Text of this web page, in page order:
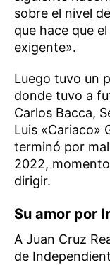
sobre el nivel
que hace que
exigente».
Luego tuvo un
donde tuvo a
Carlos Bacca,
Luis «Cariaco»
terminó por
2022,
dirigir.
Su amor por
A Juan Cruz
de